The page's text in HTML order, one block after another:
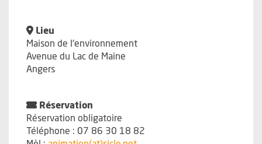
Lieu
Maison de l'environnement
Avenue du Lac de Maine
Angers
Réservation
Réservation obligatoire
Téléphone : 07 86 30 18 82